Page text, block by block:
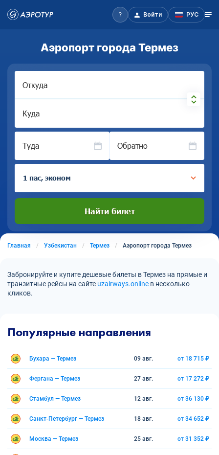
Войти РУС
Аэропорт города Термез
Откуда
Куда
Туда Обратно
1 пас, эконом
Найти билет
Главная Узбекистан Термез Аэропорт города Термез
Забронируйте и купите дешевые билеты в Термез на прямые и
транзитные рейсы на сайте uzairways.online в несколько
кликов.
Популярные направления
Бухара — Термез 09 авг. от 18 715 ₽
Фергана — Термез 27 авг. от 17 272 ₽
Стамбул — Термез 12 авг. от 36 130 ₽
Санкт-Петербург — Термез 18 авг. от 34 652 ₽
Москва — Термез 25 авг. от 31 352 ₽